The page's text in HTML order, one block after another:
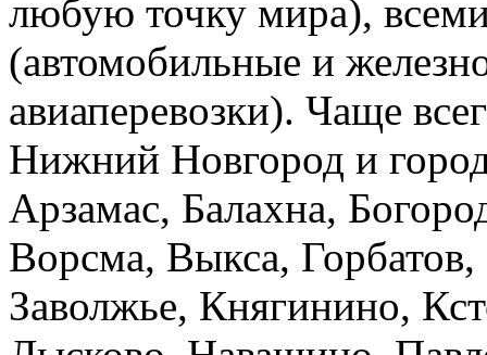
любую точку мира),
(автомобильные и
авиаперевозки). Чаще
Нижний Новгород и
Арзамас, Балахна,
Ворсма, Выкса,
Заволжье, Княгинино,